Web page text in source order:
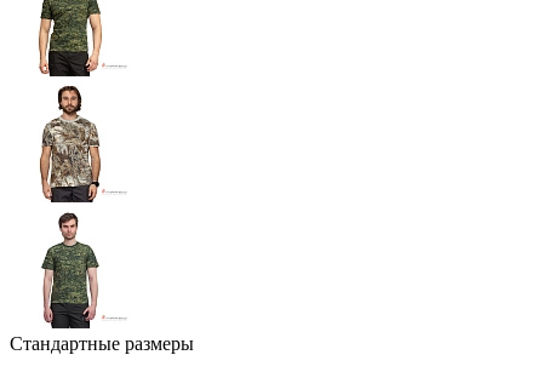
Стандартные размеры